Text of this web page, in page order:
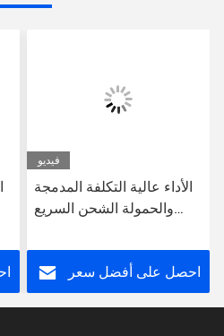
فيديو
الأداء عالية التكلفة المدمجة
والحمولة الشحن السريع
الخروج
احصل على أفضل سعر